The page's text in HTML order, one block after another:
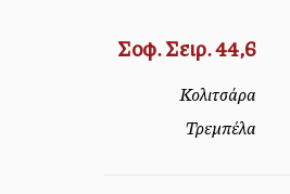
Σοφ. Σειρ. 44,6
Κολιτσάρα
Τρεμπέλα